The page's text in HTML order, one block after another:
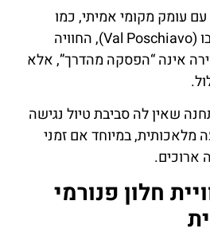
עומק מקומי אמיתי, כמו
כפרים בעמק פוסקיאבו (Val Poschiavo), החוויה
אינה “הפסקה מהדרך”, אלא
שאין לה סביבת טיול נגישה
מלאכותית, במיוחד אם זמני
ארוכים.
חלון פנורמי